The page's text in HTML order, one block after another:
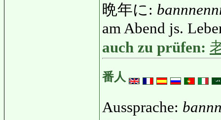
晩年に:
am Abend js.
auch zu prüfen:
番人
Aussprache: